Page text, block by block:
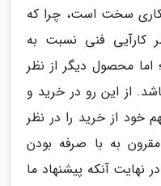
سخت است، چرا که
فنی نسبت به
محصول دیگر از نظر
از این رو در خرید و
خود از خرید را در نظر
به با صرفه بودن
نهایت آنکه پیشنهاد ما